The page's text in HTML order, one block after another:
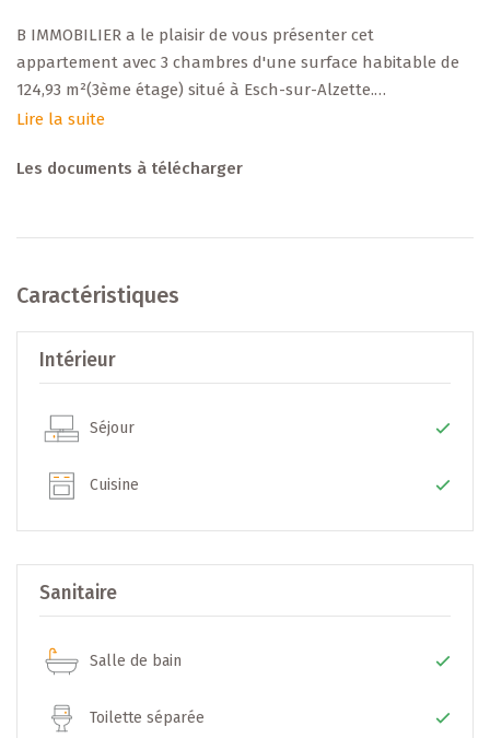
B IMMOBILIER a le plaisir de vous présenter cet
appartement avec 3 chambres d'une surface habitable de
124,93 m²(3ème étage) situé à Esch-sur-Alzette.
compose comme suit :
Grand salon lumineux, 3 chambres dont 2 avec eau
courante, cuisine équipée donnant sur un balcon, salle de
bain avec douche et emplacement pour machine à laver et
séchoir, WC séparé, au sous-sol 2 caves privatives et 2
locaux communs pour vélos, trottinettes, poussettes.
L’intérieur du bâtiment (construction 1957, sans ascenseur)
une nouvelle chaudière en 2025.
-- INFORMATIONS COMPLÉMENTAIRES --
Lire la suite
Les documents à télécharger
Caractéristiques
Intérieur
Séjour
Cuisine
Sanitaire
Salle de bain
Toilette séparée